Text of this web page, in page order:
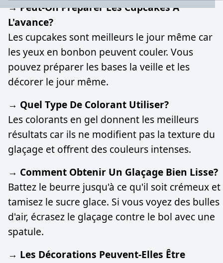
→ Peut-On Préparer Les Cupcakes À
L'avance?
Les cupcakes sont meilleurs le jour même car
les yeux en bonbon peuvent couler. Vous
pouvez préparer les bases la veille et les
décorer le jour même.
→ Quel Type De Colorant Utiliser?
Les colorants en gel donnent les meilleurs
résultats car ils ne modifient pas la texture du
glaçage et offrent des couleurs intenses.
→ Comment Obtenir Un Glaçage Bien Lisse?
Battez le beurre jusqu'à ce qu'il soit crémeux et
tamisez le sucre glace. Si vous voyez des bulles
d'air, écrasez le glaçage contre le bol avec une
spatule.
→ Les Décorations Peuvent-Elles Être